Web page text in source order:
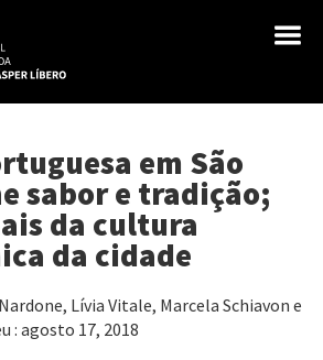
em São
sabor e tradição;
da cultura
da cidade
Lívia Vitale, Marcela Schiavon e
: agosto 17, 2018